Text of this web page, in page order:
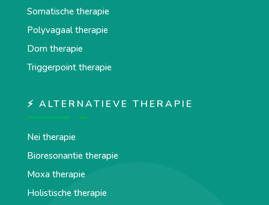
Somatische therapie
Polyvagaal therapie
Dorn therapie
Triggerpoint therapie
⚡ ALTERNATIEVE THERAPIE
Nei therapie
Bioresonantie therapie
Moxa therapie
Holistische therapie